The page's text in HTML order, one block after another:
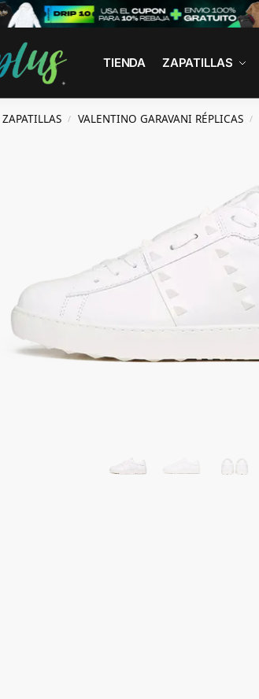
TIENDA ZAPATILLAS
ZAPATILLAS / VALENTINO GARAVANI RÉPLICAS /